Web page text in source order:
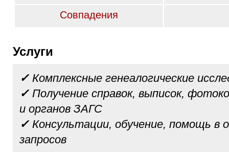
Совпадения
Услуги
✓ Комплексные генеалогические
✓ Получение справок, выписок,
и органов ЗАГС
✓ Консультации, обучение, помощь в
запросов